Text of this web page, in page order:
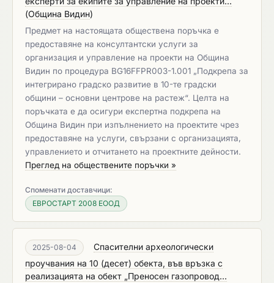
(Община Видин)
Предмет на настоящата обществена поръчка е
предоставяне на консултантски услуги за
организация и управление на проекти на Община
Видин по процедура BG16FFPR003-1.001 „Подкрепа за
интегрирано градско развитие в 10-те градски
общини – основни центрове на растеж“. Целта на
поръчката е да осигури експертна подкрепа на
Община Видин при изпълнението на проектите чрез
предоставяне на услуги, свързани с организацията,
управлението и отчитането на проектните дейности.
Преглед на обществените поръчки »
Споменати доставчици:
ЕВРОСТАРТ 2008 ЕООД
2025-08-04
Спасителни археологически
проучвания на 10 (десет) обекта, във връзка с
реализацията на обект „Преносен газопровод...